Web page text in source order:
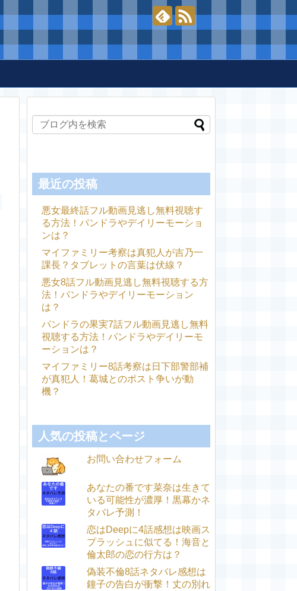
最近の投稿
悪女最終話フル動画見逃し無料視聴す
る方法！パンドラやデイリーモーショ
ンは？
マイファミリー考察は真犯人が吉乃一
課長？タブレットの言葉は伏線？
悪女8話フル動画見逃し無料視聴する方
法！パンドラやデイリーモーション
は？
パンドラの果実7話フル動画見逃し無料
視聴する方法！パンドラやデイリーモ
ーションは？
マイファミリー8話考察は日下部警部補
が真犯人！葛城とのポスト争いが動
機？
人気の投稿とページ
お問い合わせフォーム
あなたの番です菜奈は生きて
いる可能性が濃厚！黒幕かネ
タバレ予測！
恋はDeepに4話感想は映画ス
プラッシュに似てる！海音と
倫太郎の恋の行方は？
偽装不倫8話ネタバレ感想は
鐘子の告白が衝撃！丈の別れ